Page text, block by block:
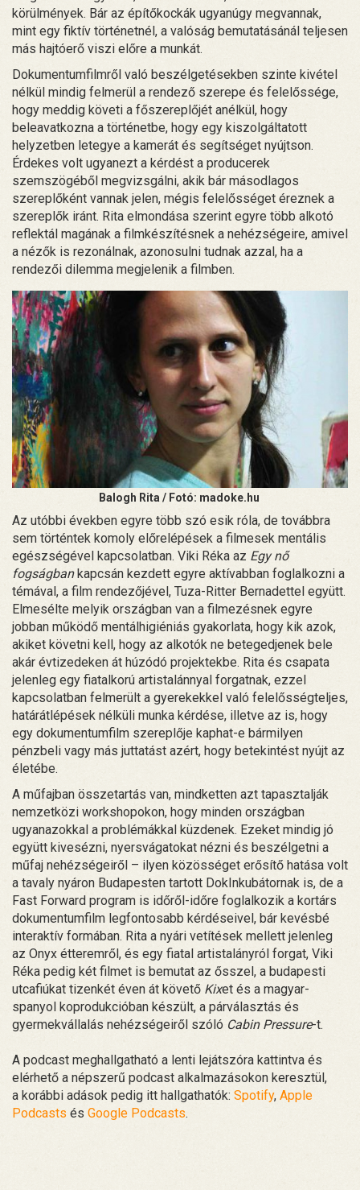
körülmények. Bár az építőkockák ugyanúgy megvannak,
mint egy fiktív történetnél, a valóság bemutatásánál teljesen
más hajtóerő viszi előre a munkát.
Dokumentumfilmről való beszélgetésekben szinte kivétel
nélkül mindig felmerül a rendező szerepe és felelőssége,
hogy meddig követi a főszereplőjét anélkül, hogy
beleavatkozna a történetbe, hogy egy kiszolgáltatott
helyzetben letegye a kamerát és segítséget nyújtson.
Érdekes volt ugyanezt a kérdést a producerek
szemszögéből megvizsgálni, akik bár másodlagos
szereplőként vannak jelen, mégis felelősséget éreznek a
szereplők iránt. Rita elmondása szerint egyre több alkotó
reflektál magának a filmkészítésnek a nehézségeire, amivel
a nézők is rezonálnak, azonosulni tudnak azzal, ha a
rendezői dilemma megjelenik a filmben.
Balogh Rita / Fotó: madoke.hu
Az utóbbi években egyre több szó esik róla, de továbbra
sem történtek komoly előrelépések a filmesek mentális
egészségével kapcsolatban. Viki Réka az Egy nő
fogságbankapcsán kezdett egyre aktívabban foglalkozni a
témával, a film rendezőjével, Tuza-Ritter Bernadettel együtt.
Elmesélte melyik országban van a filmezésnek egyre
jobban működő mentálhigiéniás gyakorlata, hogy kik azok,
akiket követni kell, hogy az alkotók ne betegedjenek bele
akár évtizedeken át húzódó projektekbe. Rita és csapata
jelenleg egy fiatalkorú artistalánnyal forgatnak, ezzel
kapcsolatban felmerült a gyerekekkel való felelősségteljes,
határátlépések nélküli munka kérdése, illetve az is, hogy
egy dokumentumfilm szereplője kaphat-e bármilyen
pénzbeli vagy más juttatást azért, hogy betekintést nyújt az
életébe.
A műfajban összetartás van, mindketten azt tapasztalják
nemzetközi workshopokon, hogy minden országban
ugyanazokkal a problémákkal küzdenek. Ezeket mindig jó
együtt kivesézni, nyersvágatokat nézni és beszélgetni a
műfaj nehézségeiről – ilyen közösséget erősítő hatása volt
a tavaly nyáron Budapesten tartott DokInkubátornak is, de a
Fast Forward program is időről-időre foglalkozik a kortárs
dokumentumfilm legfontosabb kérdéseivel, bár kevésbé
interaktív formában. Rita a nyári vetítések mellett jelenleg
az Onyx étteremről, és egy fiatal artistalányról forgat, Viki
Réka pedig két filmet is bemutat az ősszel, a budapesti
utcafiúkat tizenkét éven át követő Kixet és a magyar-
spanyol koprodukcióban készült, a párválasztás és
gyermekvállalás nehézségeiről szóló Cabin Pressure-t.
A podcast meghallgatható a lenti lejátszóra kattintva és
elérhető a népszerű podcast alkalmazásokon keresztül,
a korábbi adások pedig itt hallgathatók: Spotify, Apple
Podcasts és Google Podcasts.